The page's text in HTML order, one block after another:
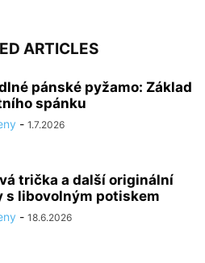
ARTICLES
pánské pyžamo: Základ
spánku
- 1.7.2026
trička a další originální
s libovolným potiskem
- 18.6.2026